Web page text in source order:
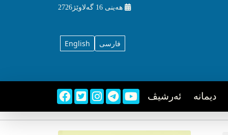
هه‌ینی 16 گه‌لاوێژ2726
English فارسی
دیمانه ئه‌رشیڤ